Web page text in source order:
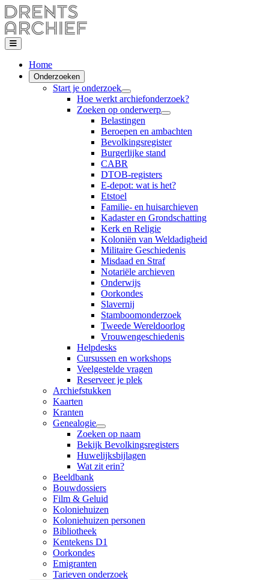
Home
Onderzoeken
Start je onderzoek
Hoe werkt archiefonderzoek?
Zoeken op onderwerp
Belastingen
Beroepen en ambachten
Bevolkingsregister
Burgerlijke stand
CABR
DTOB-registers
E-depot: wat is het?
Etstoel
Familie- en huisarchieven
Kadaster en Grondschatting
Kerk en Religie
Koloniën van Weldadigheid
Militaire Geschiedenis
Misdaad en Straf
Notariële archieven
Onderwijs
Oorkondes
Slavernij
Stamboomonderzoek
Tweede Wereldoorlog
Vrouwengeschiedenis
Helpdesks
Cursussen en workshops
Veelgestelde vragen
Reserveer je plek
Archiefstukken
Kaarten
Kranten
Genealogie
Zoeken op naam
Bekijk Bevolkingsregisters
Huwelijksbijlagen
Wat zit erin?
Beeldbank
Bouwdossiers
Film & Geluid
Koloniehuizen
Koloniehuizen personen
Bibliotheek
Kentekens D1
Oorkondes
Emigranten
Tarieven onderzoek